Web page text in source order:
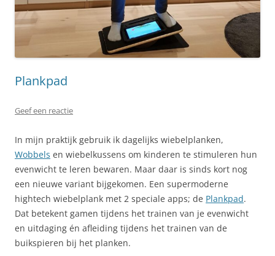
Plankpad
Geef een reactie
In mijn praktijk gebruik ik dagelijks wiebelplanken,
Wobbels en wiebelkussens om kinderen te stimuleren hun
evenwicht te leren bewaren. Maar daar is sinds kort nog
een nieuwe variant bijgekomen. Een supermoderne
hightech wiebelplank met 2 speciale apps; de Plankpad.
Dat betekent gamen tijdens het trainen van je evenwicht
en uitdaging én afleiding tijdens het trainen van de
buikspieren bij het planken.